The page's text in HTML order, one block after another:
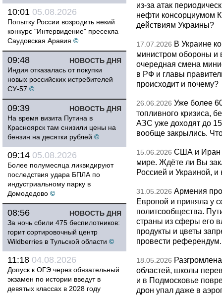
10:01 05.08.2026
Попытку России возродить некий
конкурс "Интервидение" пресекла
Саудовская Аравия ©
НОВОСТЬ ДНЯ
09:48
Индия отказалась от покупки
новых российских истребителей
СУ-57 ©
НОВОСТЬ ДНЯ
09:39
На время визита Путина в
Красноярск там снизили цены на
бензин на десятки рублей ©
09:14 05.08.2026
Более полумесяца ликвидируют
последствия удара БПЛА по
индустриальному парку в
Домодедово ©
НОВОСТЬ ДНЯ
08:56
За ночь сбили 475 беспилотников:
горит сортировочный центр
Wildberries в Тульской области ©
11:18 04.08.2026
Допуск к ОГЭ через обязательный
экзамен по истории введут в
девятых классах в 2028 году
из-за атак
нефти консорциумом
действиям Украины?
17.07.2026 В Украине
министром обороны и
очередная смена
в РФ и главы
происходит и почему?
26.06.2026 Уже более
топливного кризиса,
АЗС уже доходят до
вообще закрылись.
15.06.2026 США и Иран
мире. Ждёте ли Вы
Россией и Украиной,
31.05.2026 Армения
Европой и приняла у
политсообщества.
страны из сферы его
продукты и цветы
провести
18.05.2026
областей, школы
и в Подмосковье
дрон упал даже в